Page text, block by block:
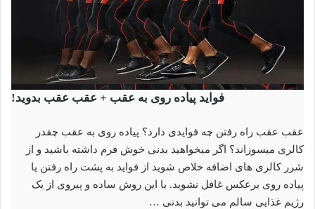
فواید پیاده روی به عقب + عقب عقب بدوید!
عقب عقب راه رفتن چه فوایدی دارد؟ پیاده روی به عقب چقدر
کالری میسوزاند؟ اگر میخواهید بدنی خوش فرم داشته باشید و از
شرر کالری های اضافه خلاص شوید از فواید به پشت راه رفتن یا
پیاده روی برعکس غافل نشوید. با این روش ساده و پیروی از یک
رژیم غذایی سالم می توانید بدنی …